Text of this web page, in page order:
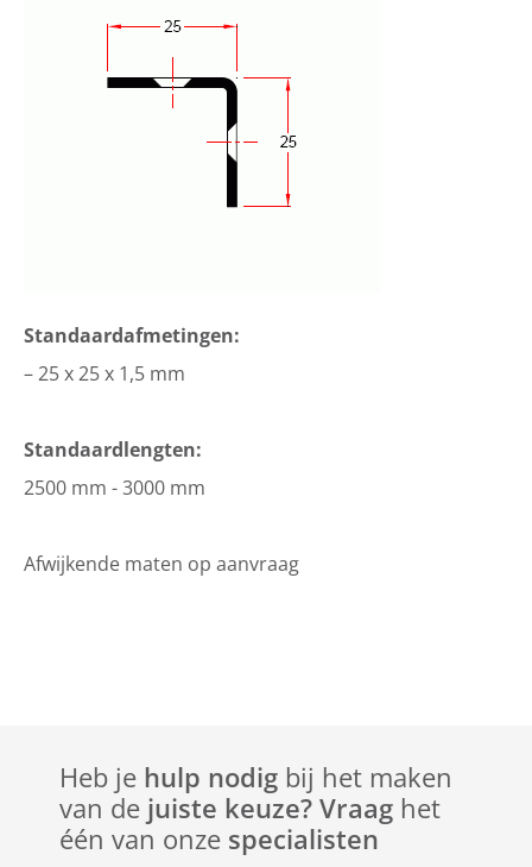
Standaardafmetingen:
– 25 x 25 x 1,5 mm
Standaardlengten:
2500 mm - 3000 mm
Afwijkende maten op aanvraag
Heb je hulp nodig bij het maken
van de juiste keuze? Vraag het
één van onze specialisten